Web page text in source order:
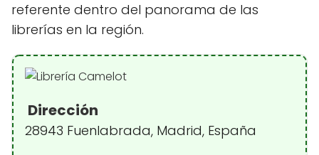
referente dentro del panorama de las
librerías en la región.
Dirección
28943 Fuenlabrada, Madrid, España